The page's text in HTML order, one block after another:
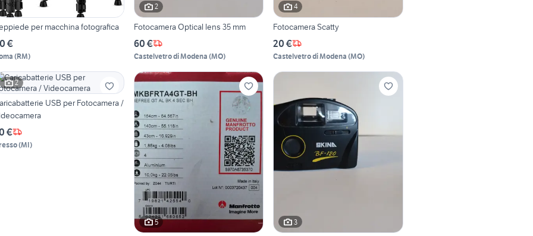
per macchina fotografica
€
(RM)
2
Fotocamera Optical lens 35 mm
60 €
Castelvetro di Modena (MO)
4
Fotocamera Scatty
20 €
Castelvetro di Modena (MO)
2
USB per Fotocamera /
€
(MI)
5 3